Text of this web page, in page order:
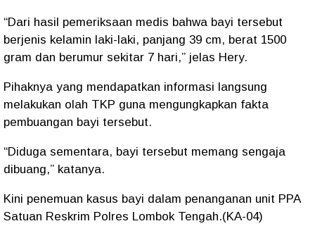
“Dari hasil pemeriksaan medis bahwa bayi tersebut
berjenis kelamin laki-laki, panjang 39 cm, berat 1500
gram dan berumur sekitar 7 hari,” jelas Hery.
Pihaknya yang mendapatkan informasi langsung
melakukan olah TKP guna mengungkapkan fakta
pembuangan bayi tersebut.
“Diduga sementara, bayi tersebut memang sengaja
dibuang,” katanya.
Kini penemuan kasus bayi dalam penanganan unit PPA
Satuan Reskrim Polres Lombok Tengah.(KA-04)